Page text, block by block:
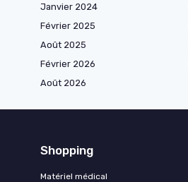
Janvier 2024
Février 2025
Août 2025
Février 2026
Août 2026
Shopping
Matériel médical